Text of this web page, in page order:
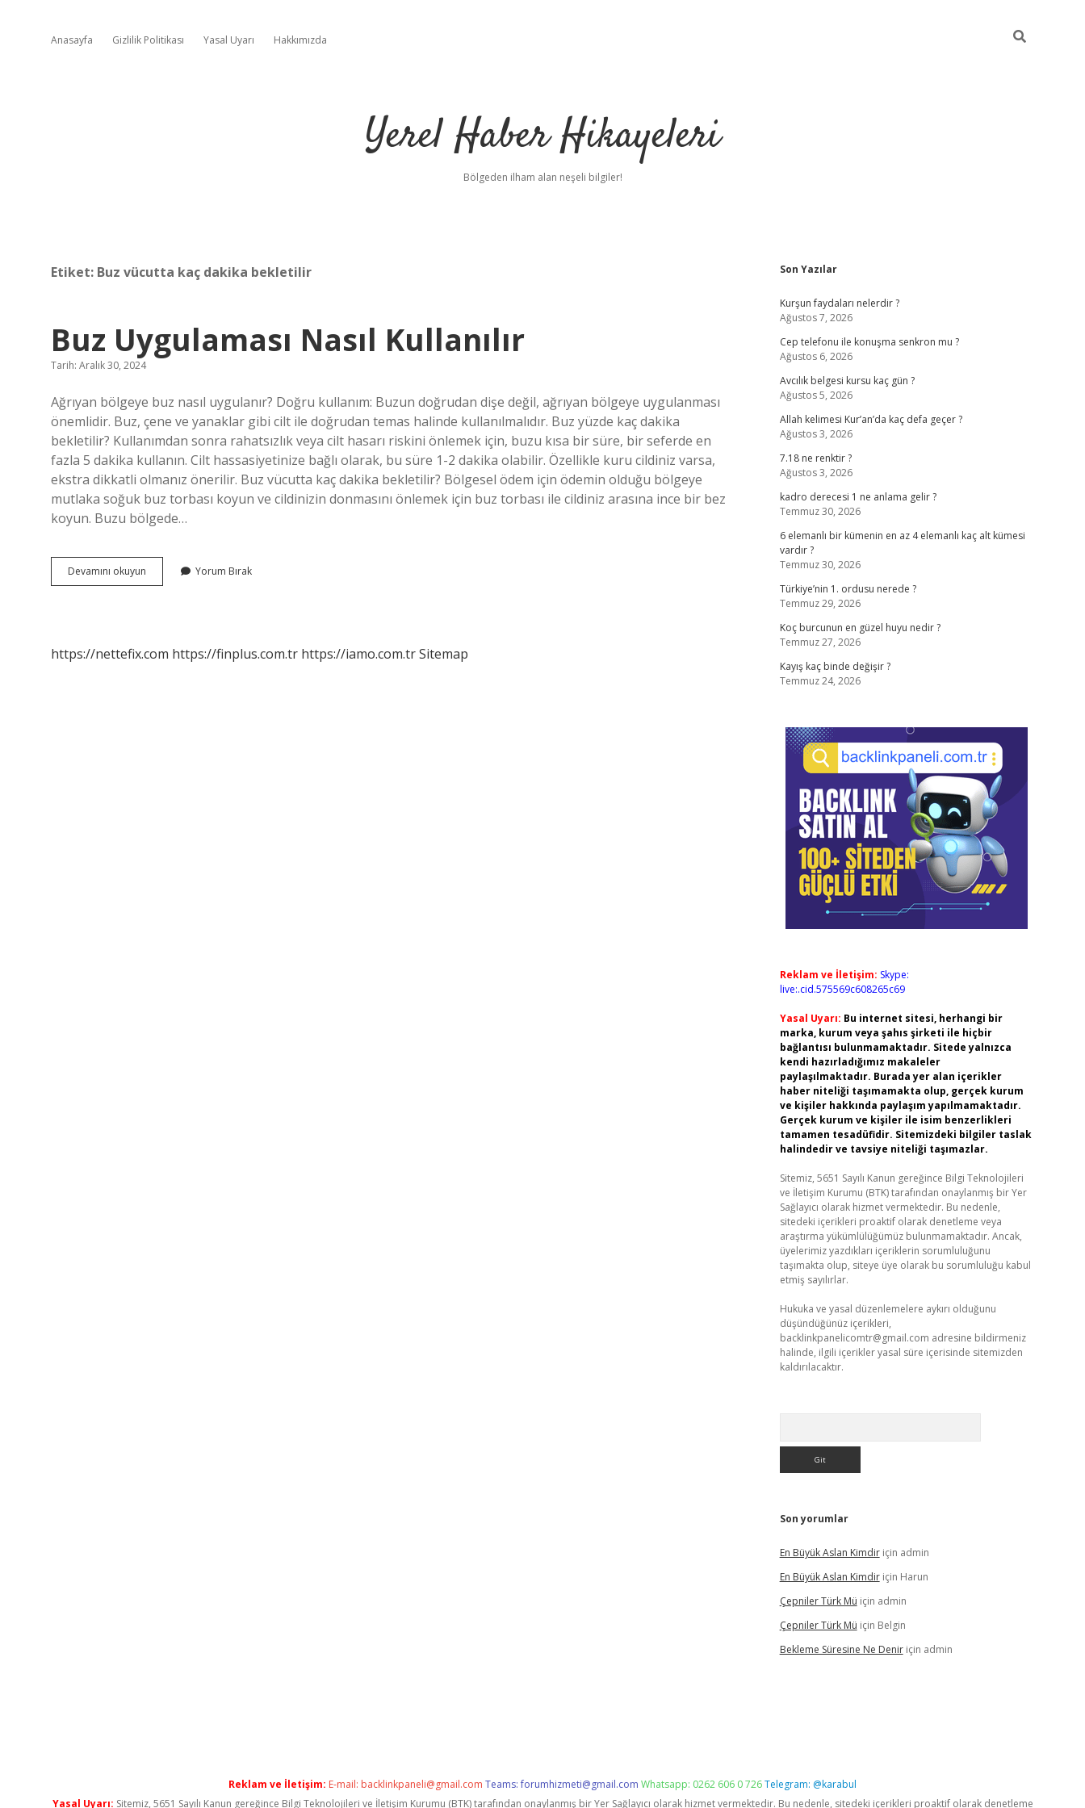
Anasayfa Gizlilik Politikası Yasal Uyarı Hakkımızda
Yerel Haber Hikayeleri
Bölgeden ilham alan neşeli bilgiler!
Etiket: Buz vücutta kaç dakika bekletilir
Buz Uygulaması Nasıl Kullanılır
Tarih: Aralık 30, 2024
Ağrıyan bölgeye buz nasıl uygulanır? Doğru kullanım: Buzun doğrudan dişe değil, ağrıyan bölgeye uygulanması
önemlidir. Buz, çene ve yanaklar gibi cilt ile doğrudan temas halinde kullanılmalıdır. Buz yüzde kaç dakika
bekletilir? Kullanımdan sonra rahatsızlık veya cilt hasarı riskini önlemek için, buzu kısa bir süre, bir seferde en
fazla 5 dakika kullanın. Cilt hassasiyetinize bağlı olarak, bu süre 1-2 dakika olabilir. Özellikle kuru cildiniz varsa,
ekstra dikkatli olmanız önerilir. Buz vücutta kaç dakika bekletilir? Bölgesel ödem için ödemin olduğu bölgeye
mutlaka soğuk buz torbası koyun ve cildinizin donmasını önlemek için buz torbası ile cildiniz arasına ince bir bez
koyun. Buzu bölgede…
Devamını okuyun
Uygulaması
Yorum Bırak
https://nettefix.com https://finplus.com.tr https://iamo.com.trSitemap
Sidebar
Son Yazılar
Kurşun faydaları nelerdir ?
Ağustos 7, 2026
Cep telefonu ile konuşma senkron mu ?
Ağustos 6, 2026
Avcılık belgesi kursu kaç gün ?
Ağustos 5, 2026
Allah kelimesi Kur’an’da kaç defa geçer ?
Ağustos 3, 2026
7.18 ne renktir ?
Ağustos 3, 2026
kadro derecesi 1 ne anlama gelir ?
Temmuz 30, 2026
6 elemanlı bir kümenin en az 4 elemanlı kaç alt kümesi
vardır ?
Temmuz 30, 2026
Türkiye’nin 1. ordusu nerede ?
Temmuz 29, 2026
Koç burcunun en güzel huyu nedir ?
Temmuz 27, 2026
Kayış kaç binde değişir ?
Temmuz 24, 2026
Reklam ve İletişim: Skype:
live:.cid.575569c608265c69
Yasal Uyarı: Bu internet sitesi, herhangi bir
marka, kurum veya şahıs şirketi ile hiçbir
bağlantısı bulunmamaktadır. Sitede yalnızca
kendi hazırladığımız makaleler
paylaşılmaktadır. Burada yer alan içerikler
haber niteliği taşımamakta olup, gerçek kurum
ve kişiler hakkında paylaşım yapılmamaktadır.
Gerçek kurum ve kişiler ile isim benzerlikleri
tamamen tesadüfidir. Sitemizdeki bilgiler taslak
halindedir ve tavsiye niteliği taşımazlar.
Sitemiz, 5651 Sayılı Kanun gereğince Bilgi Teknolojileri
ve İletişim Kurumu (BTK) tarafından onaylanmış bir Yer
Sağlayıcı olarak hizmet vermektedir. Bu nedenle,
sitedeki içerikleri proaktif olarak denetleme veya
araştırma yükümlülüğümüz bulunmamaktadır. Ancak,
üyelerimiz yazdıkları içeriklerin sorumluluğunu
taşımakta olup, siteye üye olarak bu sorumluluğu kabul
etmiş sayılırlar.
Hukuka ve yasal düzenlemelere aykırı olduğunu
düşündüğünüz içerikleri,
backlinkpanelicomtr@gmail.com adresine bildirmeniz
halinde, ilgili içerikler yasal süre içerisinde sitemizden
kaldırılacaktır.
Son yorumlar
En Büyük Aslan Kimdiriçin admin
En Büyük Aslan Kimdiriçin Harun
Çepniler Türk Mü için admin
Çepniler Türk Mü için Belgin
Bekleme Süresine Ne Deniriçin admin
Reklam ve İletişim: E-mail: backlinkpaneli@gmail.com Teams:forumhizmeti@gmail.com Whatsapp: 0262 606 0 726Telegram: @karabul
Yasal Uyarı: Sitemiz, 5651 Sayılı Kanun gereğince Bilgi Teknolojileri ve İletişim Kurumu (BTK) tarafından onaylanmış bir Yer Sağlayıcı olarak hizmet vermektedir. Bu nedenle, sitedeki içerikleri proaktif olarak denetleme